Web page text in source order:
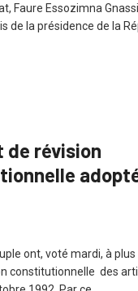
Faure Essozimna
de la présidence de la
de révision
ont, voté mardi, à
constitutionnelle des